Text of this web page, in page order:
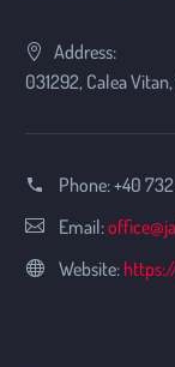
Address:
031292, Calea
Phone:+40
Email:
Website: